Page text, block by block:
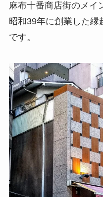
麻布十番商店街のメイ
昭和39年に創業した
です。